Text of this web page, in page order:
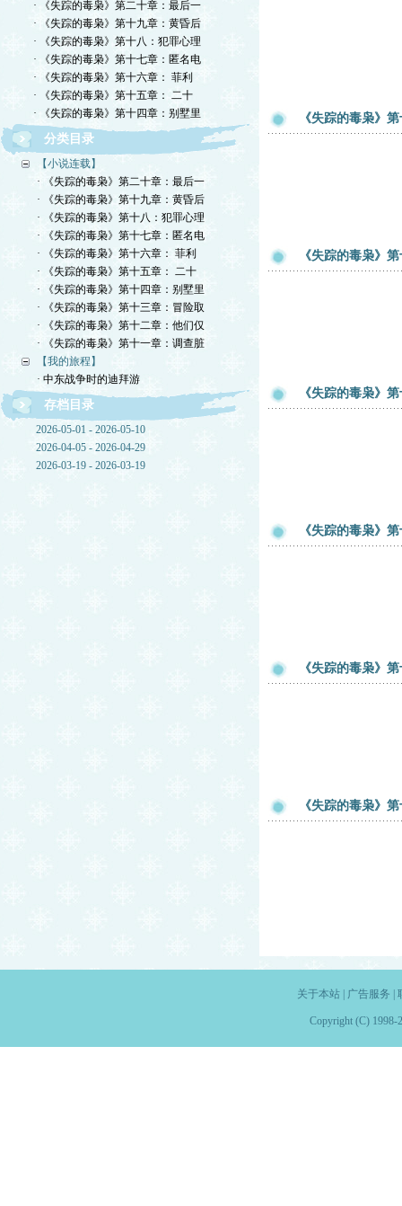
· 《失踪的毒枭》第二十章：最后一
· 《失踪的毒枭》第十九章：黄昏后
· 《失踪的毒枭》第十八：犯罪心理
· 《失踪的毒枭》第十七章：匿名电
· 《失踪的毒枭》第十六章： 菲利
· 《失踪的毒枭》第十五章： 二十
· 《失踪的毒枭》第十四章：别墅里
分类目录
【小说连载】
· 《失踪的毒枭》第二十章：最后一
· 《失踪的毒枭》第十九章：黄昏后
· 《失踪的毒枭》第十八：犯罪心理
· 《失踪的毒枭》第十七章：匿名电
· 《失踪的毒枭》第十六章： 菲利
· 《失踪的毒枭》第十五章： 二十
· 《失踪的毒枭》第十四章：别墅里
· 《失踪的毒枭》第十三章：冒险取
· 《失踪的毒枭》第十二章：他们仅
· 《失踪的毒枭》第十一章：调查脏
【我的旅程】
· 中东战争时的迪拜游
存档目录
2026-05-01 - 2026-05-10
2026-04-05 - 2026-04-29
2026-03-19 - 2026-03-19
《失踪的毒枭》
《失踪的毒枭》
《失踪的毒枭》
《失踪的毒枭》
《失踪的毒枭》
《失踪的毒枭》
关于本站| 广告服务
Copyright (C) 1998-